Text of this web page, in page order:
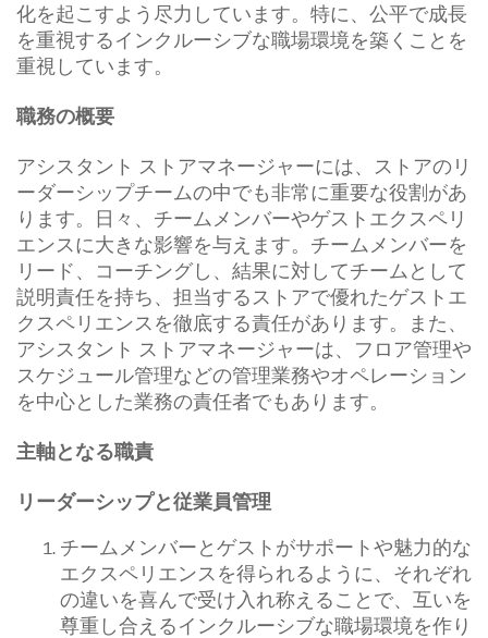
化を起こすよう尽力しています。特に、公平で成長
を重視するインクルーシブな職場環境を築くことを
重視しています。
職務の概要
アシスタント ストアマネージャーには、ストアのリ
ーダーシップチームの中でも非常に重要な役割があ
ります。日々、チームメンバーやゲストエクスペリ
エンスに大きな影響を与えます。チームメンバーを
リード、コーチングし、結果に対してチームとして
説明責任を持ち、担当するストアで優れたゲストエ
クスペリエンスを徹底する責任があります。また、
アシスタント ストアマネージャーは、フロア管理や
スケジュール管理などの管理業務やオペレーション
を中心とした業務の責任者でもあります。
主軸となる職責
リーダーシップと従業員管理
チームメンバーとゲストがサポートや魅力的な
エクスペリエンスを得られるように、それぞれ
の違いを喜んで受け入れ称えることで、互いを
尊重し合えるインクルーシブな職場環境を作り